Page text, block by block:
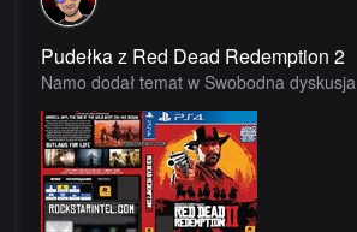
Pudełka z Red Dead Redemption 2
Namo dodał temat w Swobodna dyskusja